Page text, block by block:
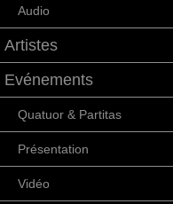
Audio
Artistes
Evénements
Quatuor & Partitas
Présentation
Vidéo